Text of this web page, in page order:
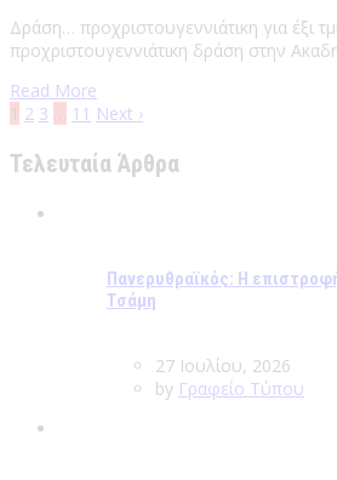
Δράση… προχριστουγεννιάτικη για έξι
προχριστουγεννιάτικη δράση στην
Read More
1 2 3 … 11 Next ›
Τελευταία Άρθρα
Πανερυθραϊκός: Η
Τσάμη
27 Ιουλίου, 2026
by Γραφείο Τύπου